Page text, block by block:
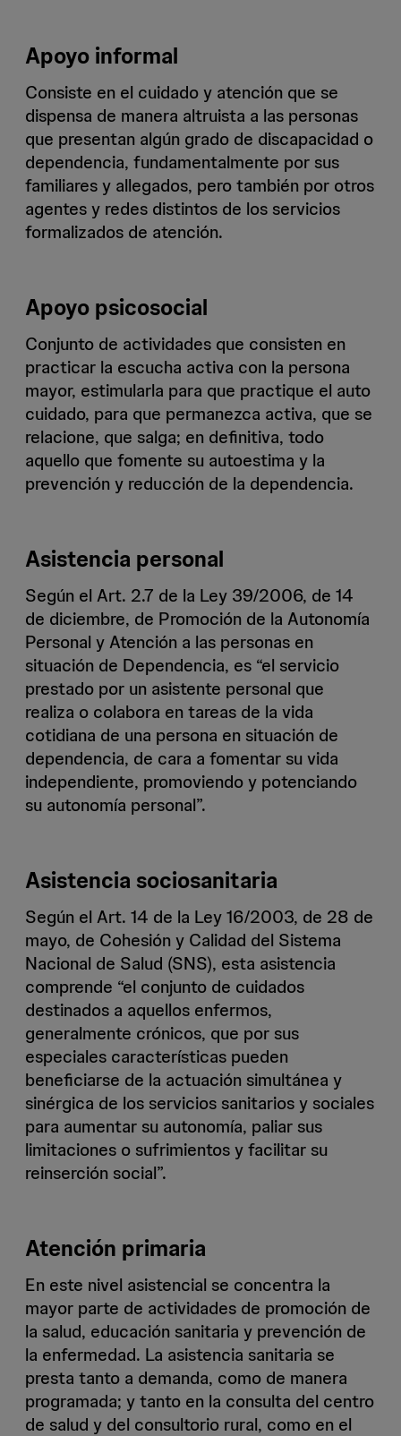
Apoyo informal
Consiste en el cuidado y atención que se
dispensa de manera altruista a las personas
que presentan algún grado de discapacidad o
dependencia, fundamentalmente por sus
familiares y allegados, pero también por otros
agentes y redes distintos de los servicios
formalizados de atención.
Apoyo psicosocial
Conjunto de actividades que consisten en
practicar la escucha activa con la persona
mayor, estimularla para que practique el auto
cuidado, para que permanezca activa, que se
relacione, que salga; en definitiva, todo
aquello que fomente su autoestima y la
prevención y reducción de la dependencia.
Asistencia personal
Según el Art. 2.7 de la Ley 39/2006, de 14
de diciembre, de Promoción de la Autonomía
Personal y Atención a las personas en
situación de Dependencia, es “el servicio
prestado por un asistente personal que
realiza o colabora en tareas de la vida
cotidiana de una persona en situación de
dependencia, de cara a fomentar su vida
independiente, promoviendo y potenciando
su autonomía personal”.
Asistencia sociosanitaria
Según el Art. 14 de la Ley 16/2003, de 28 de
mayo, de Cohesión y Calidad del Sistema
Nacional de Salud (SNS), esta asistencia
comprende “el conjunto de cuidados
destinados a aquellos enfermos,
generalmente crónicos, que por sus
especiales características pueden
beneficiarse de la actuación simultánea y
sinérgica de los servicios sanitarios y sociales
para aumentar su autonomía, paliar sus
limitaciones o sufrimientos y facilitar su
reinserción social”.
Atención primaria
En este nivel asistencial se concentra la
mayor parte de actividades de promoción de
la salud, educación sanitaria y prevención de
la enfermedad. La asistencia sanitaria se
presta tanto a demanda, como de manera
programada; y tanto en la consulta del centro
de salud y del consultorio rural, como en el